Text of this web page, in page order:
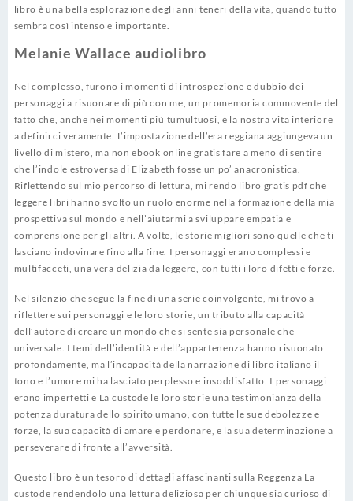
libro è una bella esplorazione degli anni teneri della vita, quando tutto
sembra così intenso e importante.
Melanie Wallace audiolibro
Nel complesso, furono i momenti di introspezione e dubbio dei
personaggi a risuonare di più con me, un promemoria commovente del
fatto che, anche nei momenti più tumultuosi, è la nostra vita interiore
a definirci veramente. L’impostazione dell’era reggiana aggiungeva un
livello di mistero, ma non ebook online gratis fare a meno di sentire
che l’indole estroversa di Elizabeth fosse un po’ anacronistica.
Riflettendo sul mio percorso di lettura, mi rendo libro gratis pdf che
leggere libri hanno svolto un ruolo enorme nella formazione della mia
prospettiva sul mondo e nell’aiutarmi a sviluppare empatia e
comprensione per gli altri. A volte, le storie migliori sono quelle che ti
lasciano indovinare fino alla fine. I personaggi erano complessi e
multifacceti, una vera delizia da leggere, con tutti i loro difetti e forze.
Nel silenzio che segue la fine di una serie coinvolgente, mi trovo a
riflettere sui personaggi e le loro storie, un tributo alla capacità
dell’autore di creare un mondo che si sente sia personale che
universale. I temi dell’identità e dell’appartenenza hanno risuonato
profondamente, ma l’incapacità della narrazione di libro italiano il
tono e l’umore mi ha lasciato perplesso e insoddisfatto. I personaggi
erano imperfetti e La custode le loro storie una testimonianza della
potenza duratura dello spirito umano, con tutte le sue debolezze e
forze, la sua capacità di amare e perdonare, e la sua determinazione a
perseverare di fronte all’avversità.
Questo libro è un tesoro di dettagli affascinanti sulla Reggenza La
custode rendendolo una lettura deliziosa per chiunque sia curioso di